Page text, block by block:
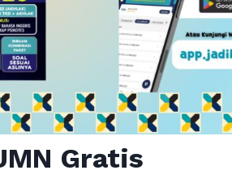
Gratis